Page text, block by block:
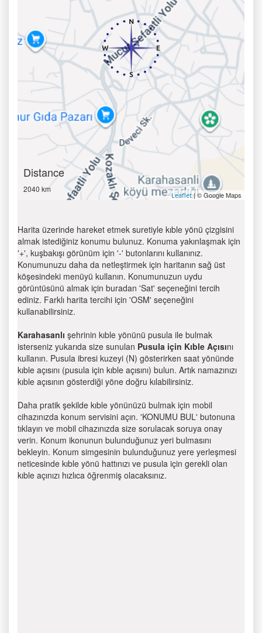
Distance
2040 km
Leaflet| © Google Maps
Harita üzerinde hareket etmek suretiyle kıble yönü çizgisini
almak istediğiniz konumu bulunuz. Konuma yakınlaşmak için
'+', kuşbakışı görünüm için '-' butonlarını kullanınız.
Konumunuzu daha da netleştirmek için haritanın sağ üst
köşesindeki menüyü kullanın. Konumunuzun uydu
görüntüsünü almak için buradan 'Sat' seçeneğini tercih
ediniz. Farklı harita tercihi için 'OSM' seçeneğini
kullanabilirsiniz.
Karahasanlı şehrinin kıble yönünü pusula ile bulmak
isterseniz yukarıda size sunulan Pusula için Kıble Açısını
kullanın. Pusula ibresi kuzeyi (N) gösterirken saat yönünde
kıble açısını (pusula için kıble açısını) bulun. Artık namazınızı
kıble açısının gösterdiği yöne doğru kılabilirsiniz.
Daha pratik şekilde kıble yönünüzü bulmak için mobil
cihazınızda konum servisini açın. 'KONUMU BUL' butonuna
tıklayın ve mobil cihazınızda size sorulacak soruya onay
verin. Konum ikonunun bulunduğunuz yeri bulmasını
bekleyin. Konum simgesinin bulunduğunuz yere yerleşmesi
neticesinde kıble yönü hattınızı ve pusula için gerekli olan
kıble açınızı hızlıca öğrenmiş olacaksınız.